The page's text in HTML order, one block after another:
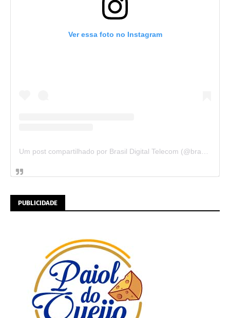
Ver essa foto no Instagram
PUBLICIDADE